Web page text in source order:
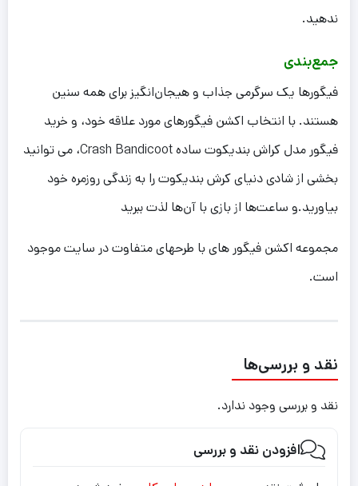
ندهید.
جمع‌بندی
فیگورها یک سرگرمی جذاب و هیجان‌انگیز برای همه سنین
هستند. با انتخاب اکشن فیگورهای مورد علاقه خود، و خرید
فیگور مدل کراش بندیکوت ساده Crash Bandicoot، می توانید
بخشی از شادی دنیای کرش بندیکوت را به زندگی روزمره خود
بیاورید.و ساعت‌ها از بازی با آن‌ها لذت ببرید
مجموعه اکشن فیگور های با طرحهای متفاوت در سایت موجود
است.
نقد و بررسی‌ها
نقد و بررسی وجود ندارد.
افزودن نقد و بررسی